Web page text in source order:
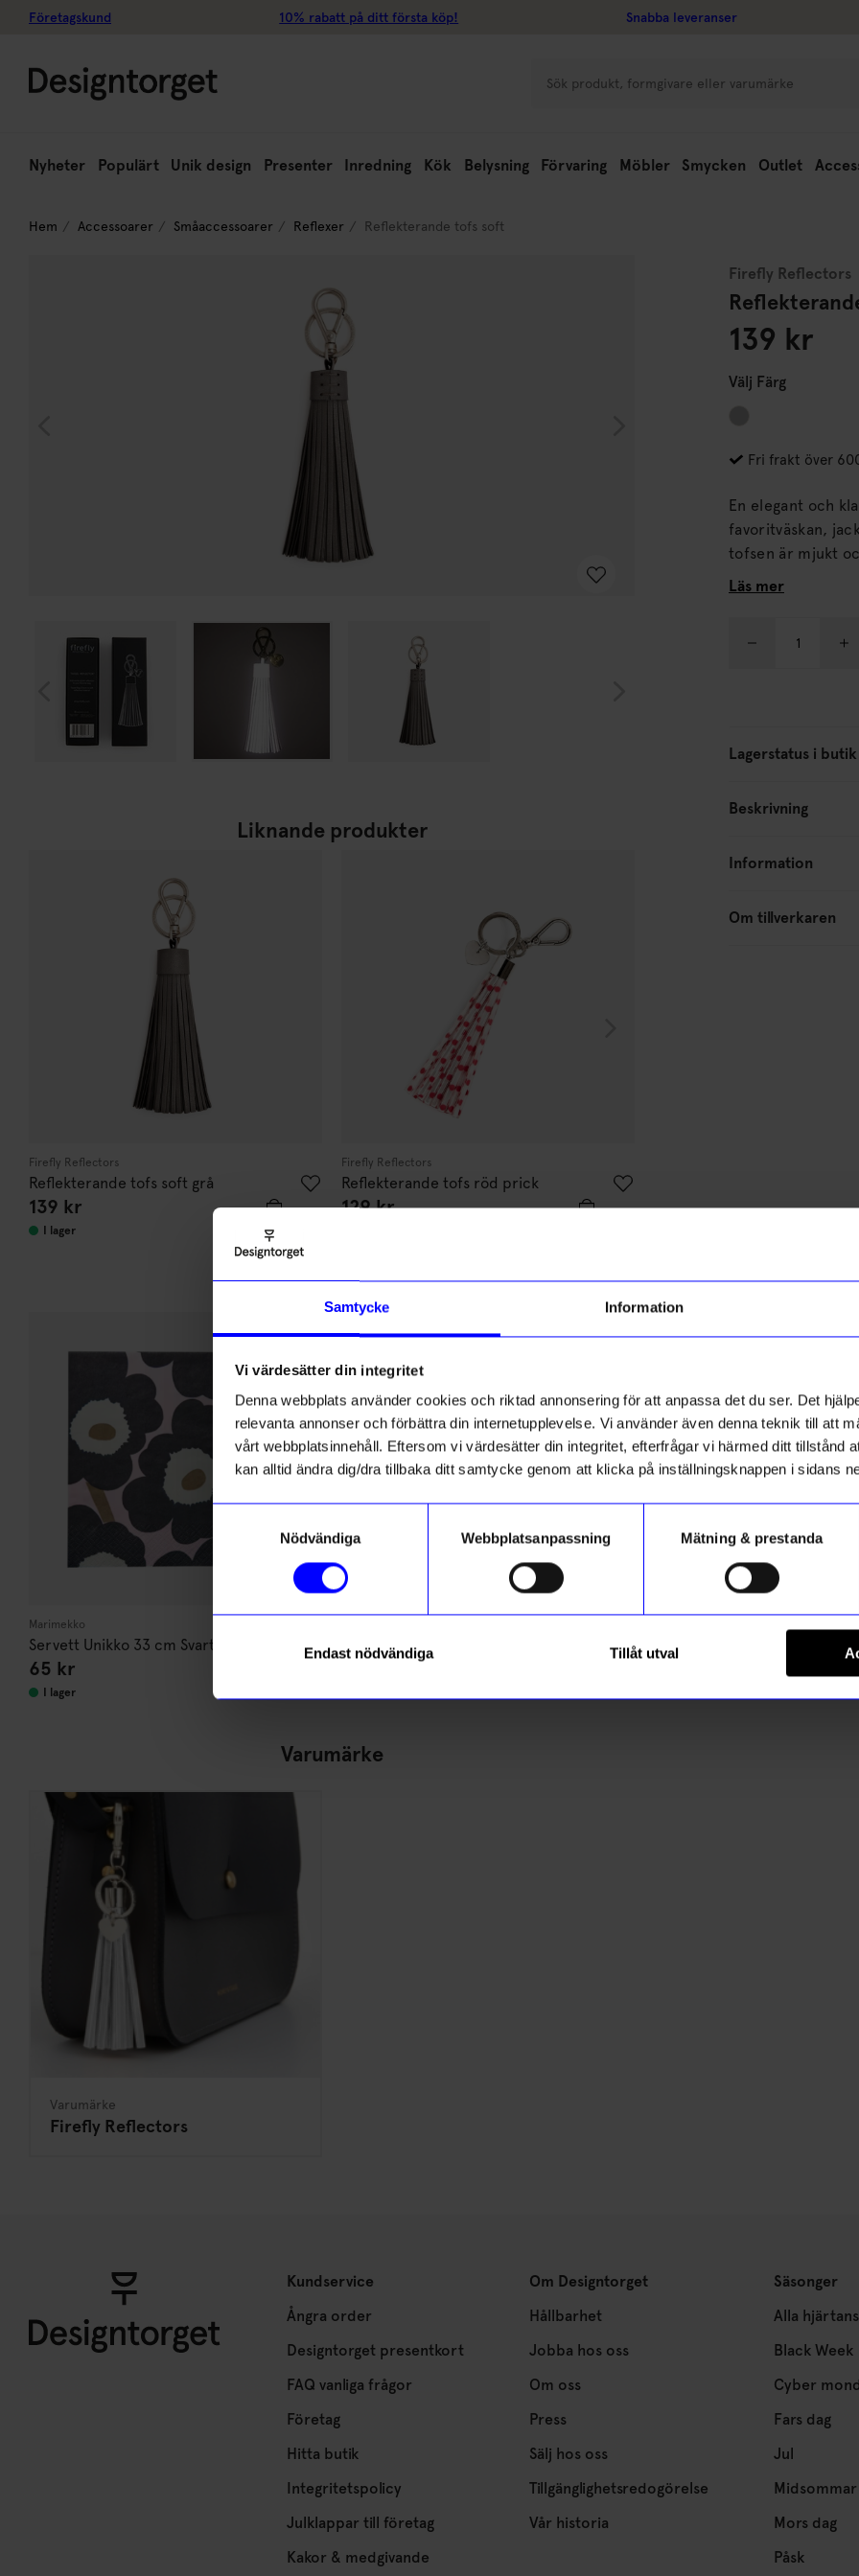
Samtycke Information
Vi värdesätter din integritet
Denna webbplats använder cookies och riktad annonsering för att anpassa det du ser. Det
relevanta annonser och förbättra din internetupplevelse. Vi använder även denna teknik till att
vårt webbplatsinnehåll. Eftersom vi värdesätter din integritet, efterfrågar vi härmed ditt tillstånd
kan alltid ändra dig/dra tillbaka ditt samtycke genom att klicka på inställningsknappen i sidans
Nödvändiga
Webbplatsanpassning Mätning & prestanda
Endast nödvändiga Tillåt utval
Företagskund 10% rabatt på ditt första köp! Snabba leveranser
Nyheter Populärt Unik design Presenter Inredning Kök Belysning Förvaring Möbler Smycken Outlet
Hem Accessoarer Småaccessoarer Reflexer Reflekterande tofs soft
Liknande produkter
Firefly Reflectors
Reflekterande tofs soft grå
139 kr
I lager
Firefly Reflectors
Reflekterande tofs röd prick
129kr 70kr
Marimekko
Servett Unikko 33 cm Svart/rosa
65 kr
I lager
Handduk Unikko 50x70 cm
orange/rosa
Gästhandduk Unikko 30x50 cm
Varumärke
Varumärke
Firefly Reflectors
Firefly Reflectors
139 kr
Välj Färg
Fri frakt över
En elegant och
favoritväskan,
tofsen är mjukt
en elegant look. Förpackad i en egen liten låda. Är blyfri och har testats
Läs mer
Lagerstatus i butik
Beskrivning
Information
Om tillverkaren
Kundservice
Ångra order
Designtorget presentkort
FAQ vanliga frågor
Företag
Hitta butik
Integritetspolicy
Julklappar till företag
Kakor & medgivande
Om Designtorget
Hållbarhet
Jobba hos oss
Om oss
Press
Sälj hos oss
Tillgänglighetsredogörelse
Vår historia
Säsonger
Alla
Black Week
Cyber
Fars dag
Jul
Midsommar
Mors dag
Påsk